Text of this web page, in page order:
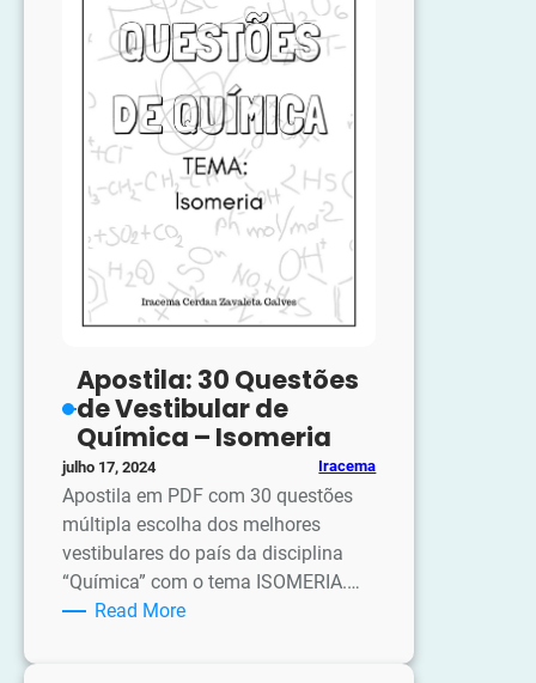
–
Hidrocarboneto
Apostila: 30 Questões
de Vestibular de
Química – Isomeria
julho 17, 2024 Iracema
Apostila em PDF com 30 questões
múltipla escolha dos melhores
vestibulares do país da disciplina
“Química” com o tema ISOMERIA.…
Read More: